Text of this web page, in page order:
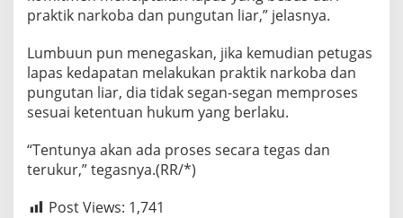
praktik narkoba dan pungutan liar,” jelasnya.
Lumbuun pun menegaskan, jika kemudian petugas
lapas kedapatan melakukan praktik narkoba dan
pungutan liar, dia tidak segan-segan memproses
sesuai ketentuan hukum yang berlaku.
“Tentunya akan ada proses secara tegas dan
terukur,” tegasnya.(RR/*)
Post Views: 1,741